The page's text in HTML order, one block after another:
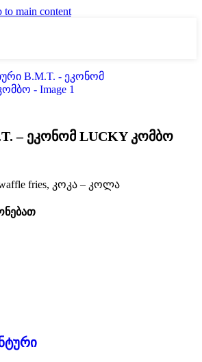
to main content
– ეკონომ LUCKY კომბო
fries, კოკა – კოლა